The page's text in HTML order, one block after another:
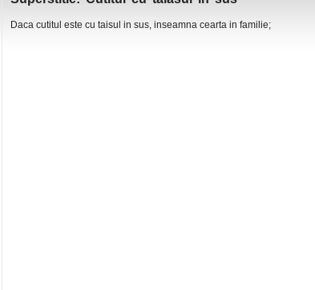
Daca cutitul este cu taisul in sus, inseamna cearta in familie;